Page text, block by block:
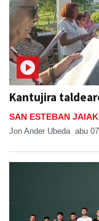
Kantujira
SAN ESTEBAN
Jon Ander Ubeda abu